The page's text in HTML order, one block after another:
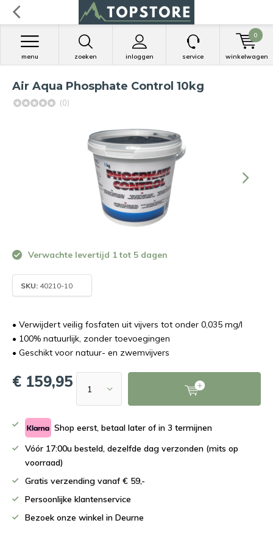
zoeken inloggen
menu service winkelwagen
0
Air Aqua Phosphate Control 10kg
(0)
Verwachte levertijd 1 tot 5 dagen
SKU: 40210-10
• Verwijdert veilig fosfaten uit vijvers tot onder 0,035 mg/l
• 100% natuurlijk, zonder toevoegingen
• Geschikt voor natuur- en zwemvijvers
€ 159,95
Shop eerst, betaal later of in 3 termijnen
Vóór 17:00u besteld, dezelfde dag verzonden (mits op
voorraad)
Gratis verzending vanaf € 59,-
Persoonlijke klantenservice
Bezoek onze winkel in Deurne